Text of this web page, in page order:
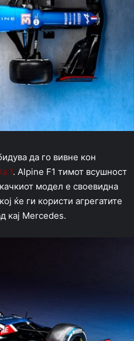
да го вивне кон
1. Alpine F1 тимот всушност
модел е своевидна
ќе ги користи агрегатите
кај Mercedes.